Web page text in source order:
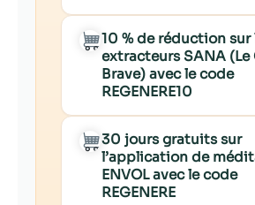
10 % de réduction sur
extracteurs SANA (Le
Brave) avec le code
REGENERE10
30 jours gratuits sur
l’application de
ENVOL avec le code
REGENERE